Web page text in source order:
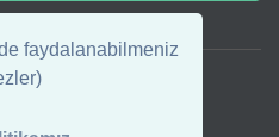
faydalanabilmeniz